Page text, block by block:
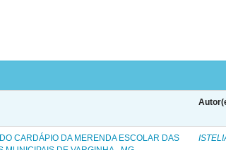
CARDÁPIO DA MERENDA ESCOLAR DAS